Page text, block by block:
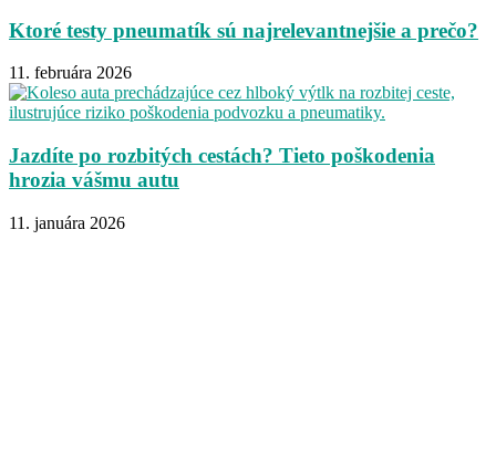
Ktoré testy pneumatík sú najrelevantnejšie a prečo?
11. februára 2026
Jazdíte po rozbitých cestách? Tieto poškodenia
hrozia vášmu autu
11. januára 2026